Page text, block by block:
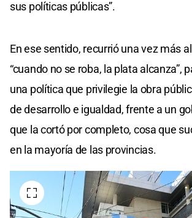
sus políticas públicas”.
En ese sentido, recurrió una vez más
“cuando no se roba, la plata alcanza”,
una política que privilegie la obra
de desarrollo e igualdad, frente a un
que la cortó por completo, cosa que
en la mayoría de las provincias.